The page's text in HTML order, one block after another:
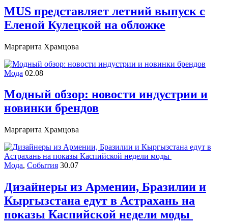
MUS представляет летний выпуск с
Еленой Кулецкой на обложке
Маргарита Храмцова
Мода 02.08
Модный обзор: новости индустрии и
новинки брендов
Маргарита Храмцова
Мода, События 30.07
Дизайнеры из Армении, Бразилии и
Кыргызстана едут в Астрахань на
показы Каспийской недели моды